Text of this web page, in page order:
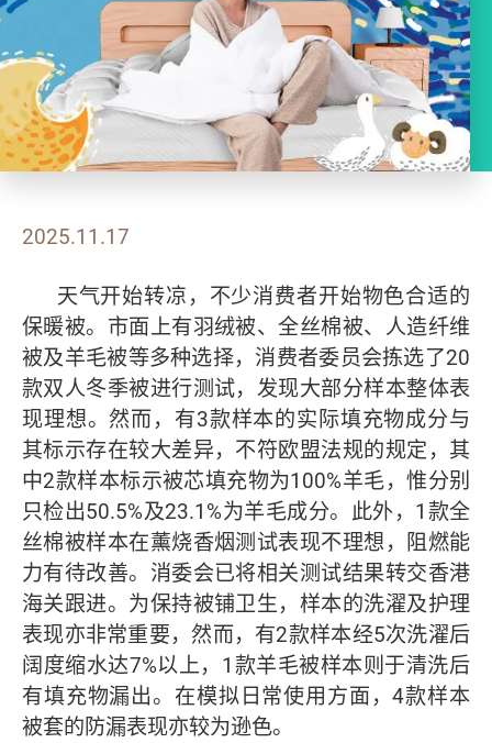
2025.11.17
天气开始转凉，不少消费者开始物色合适的
保暖被。市面上有羽绒被、全丝棉被、人造纤维
被及羊毛被等多种选择，消费者委员会拣选了20
款双人冬季被进行测试，发现大部分样本整体表
现理想。然而，有3款样本的实际填充物成分与
其标示存在较大差异，不符欧盟法规的规定，其
中2款样本标示被芯填充物为100%羊毛，惟分别
只检出50.5%及23.1%为羊毛成分。此外，1款全
丝棉被样本在薰烧香烟测试表现不理想，阻燃能
力有待改善。消委会已将相关测试结果转交香港
海关跟进。为保持被铺卫生，样本的洗濯及护理
表现亦非常重要，然而，有2款样本经5次洗濯后
阔度缩水达7%以上，1款羊毛被样本则于清洗后
有填充物漏出。在模拟日常使用方面，4款样本
被套的防漏表现亦较为逊色。